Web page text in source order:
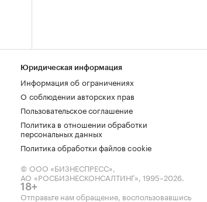
Юридическая информация
Информация об ограничениях
О соблюдении авторских прав
Пользовательское соглашение
Политика в отношении обработки
персональных данных
Политика обработки файлов cookie
© ООО «БИЗНЕСПРЕСС»,
АО «РОСБИЗНЕСКОНСАЛТИНГ», 1995–2026.
18+
Отправьте нам обращение, воспользовавшись